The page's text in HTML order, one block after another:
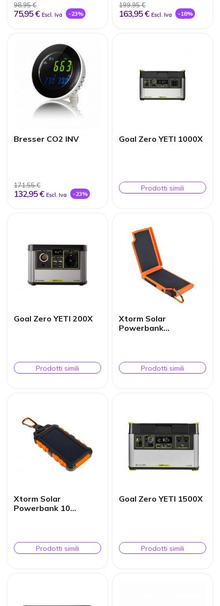
98,95 €
75,95 € Escl. Iva -23%
199,95 €
163,95 € Escl. Iva -18%
Bresser CO2 INV
171,55 €
132,95 € Escl. Iva -23%
Goal Zero YETI 1000X
Prodotti simili
Goal Zero YETI 200X
Prodotti simili
Xtorm Solar
Powerbank
Prodotti simili
Xtorm Solar
Powerbank 10
Prodotti simili
Goal Zero YETI 1500X
Prodotti simili